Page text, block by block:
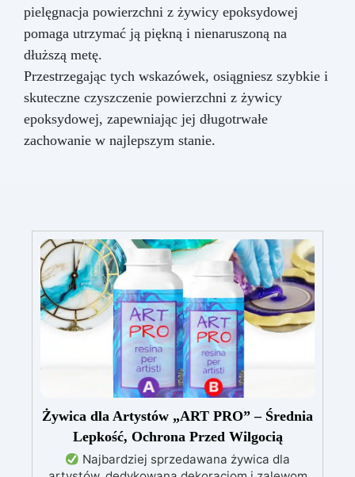
pielęgnacja powierzchni z żywicy epoksydowej
pomaga utrzymać ją piękną i nienaruszoną na
dłuższą metę.
Przestrzegając tych wskazówek, osiągniesz szybkie i
skuteczne czyszczenie powierzchni z żywicy
epoksydowej, zapewniając jej długotrwałe
zachowanie w najlepszym stanie.
Żywica dla Artystów „ART PRO” – Średnia
Lepkość, Ochrona Przed Wilgocią
Najbardziej sprzedawana żywica dla